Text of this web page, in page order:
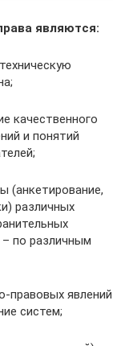
являются:
качественного
и понятий
(анкетирование,
различных
– по различным
правовых явлений
систем;